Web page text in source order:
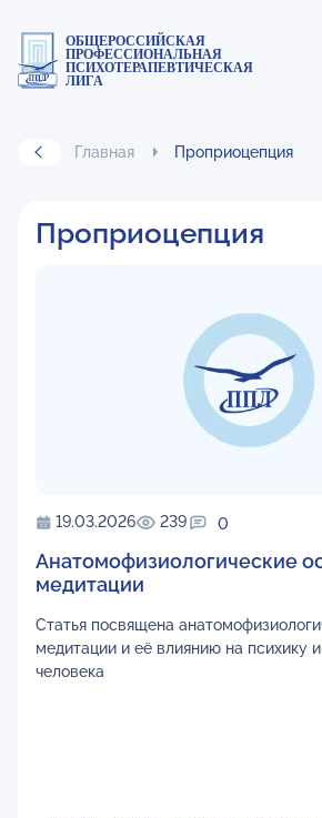
ОБЩЕРОССИЙСКАЯ
ПРОФЕССИОНАЛЬНАЯ
ПСИХОТЕРАПЕВТИЧЕСКАЯ
ЛИГА
Главная Проприоцепция
Проприоцепция
19.03.2026 239 0
Анатомофизиологические
медитации
Статья посвящена
медитации и её влиянию на психику
человека